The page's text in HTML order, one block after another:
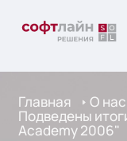
Главная О нас
Подведены
Academy 2006"